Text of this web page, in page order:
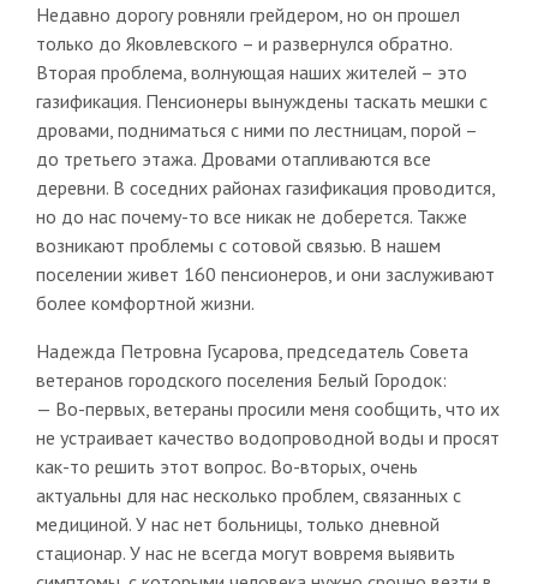
Недавно дорогу ровняли грейдером, но он прошел
только до Яковлевского – и развернулся обратно.
Вторая проблема, волнующая наших жителей – это
газификация. Пенсионеры вынуждены таскать мешки с
дровами, подниматься с ними по лестницам, порой –
до третьего этажа. Дровами отапливаются все
деревни. В соседних районах газификация проводится,
но до нас почему-то все никак не доберется. Также
возникают проблемы с сотовой связью. В нашем
поселении живет 160 пенсионеров, и они заслуживают
более комфортной жизни.
Надежда Петровна Гусарова, председатель Совета
ветеранов городского поселения Белый Городок:
— Во-первых, ветераны просили меня сообщить, что их
не устраивает качество водопроводной воды и просят
как-то решить этот вопрос. Во-вторых, очень
актуальны для нас несколько проблем, связанных с
медициной. У нас нет больницы, только дневной
стационар. У нас не всегда могут вовремя выявить